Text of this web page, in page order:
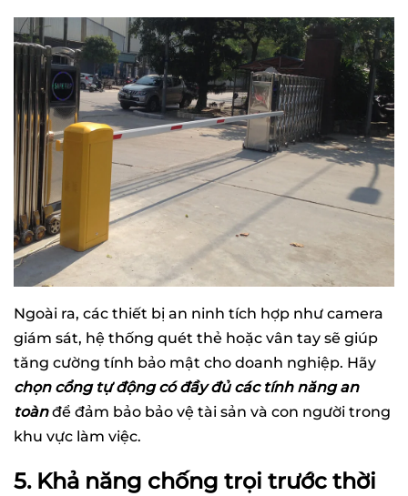
Ngoài ra, các thiết bị an ninh tích hợp như camera
giám sát, hệ thống quét thẻ hoặc vân tay sẽ giúp
tăng cường tính bảo mật cho doanh nghiệp. Hãy
chọn cổng tự động có đầy đủ các tính năng an
toànđể đảm bảo bảo vệ tài sản và con người trong
khu vực làm việc.
5. Khả năng chống trọi trước thời